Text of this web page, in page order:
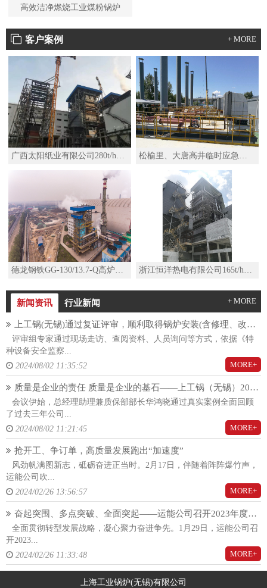
高效洁净燃烧工业煤粉锅炉
客户案例 + MORE
广西太阳纸业有限公司280t/h高温高压锅炉 松榆里、大唐高井临时应急热源项目移动热源机组SZS29-2.5/110/50-Q水管D型燃气锅炉
德龙钢铁GG-130/13.7-Q高炉煤气锅炉 浙江恒洋热电有限公司165t/h高温高压锅炉及其配套系统改造项目
新闻资讯 行业新闻 + MORE
上工锅(无锡)通过复证评审，顺利取得锅炉安装(含修理、改造)(A)许可证！
评审组专家通过现场走访、查阅资料、人员询问等方式，依据《特
种设备安全监察...
2024/08/02 11:35:52
MORE+
质量是企业的责任 质量是企业的基石——上工锅（无锡）2024年度质量大会隆重召开
会议伊始，总经理助理兼质保部部长华鸿晓通过真实案例全面回顾
了过去三年公司...
2024/08/02 11:21:45
MORE+
抢开工、争订单，高质量发展跑出“加速度”
风劲帆满图新志，砥砺奋进正当时。2月17日，伴随着阵阵爆竹声，
运能公司吹...
2024/02/26 13:56:57
MORE+
奋起突围、多点突破、全面突起——运能公司召开2023年度总结暨2024年度工作动员大会
全面贯彻转型发展战略，凝心聚力奋进争先。1月29日，运能公司召
开2023...
2024/02/26 11:33:48
MORE+
上海工业锅炉(无锡)有限公司